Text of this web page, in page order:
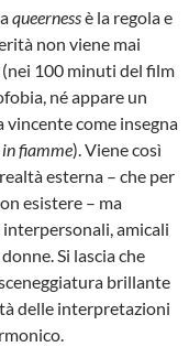
queernessè la regola e
non viene mai
100 minuti del film
né appare un
come insegna
fiamme). Viene così
esterna – che per
esistere – ma
amicali
Si lascia che
brillante
delle interpretazioni